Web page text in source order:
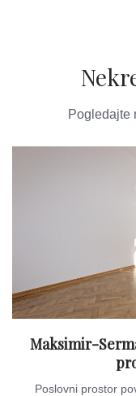
Pogledajte
Maksimir-
Poslovni prostor